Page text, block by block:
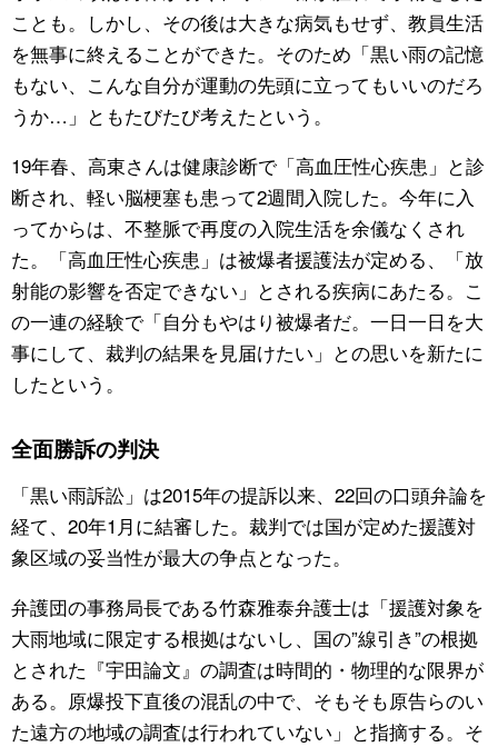
ことも。しかし、その後は大きな病気もせず、教員生活
を無事に終えることができた。そのため「黒い雨の記憶
もない、こんな自分が運動の先頭に立ってもいいのだろ
うか…」ともたびたび考えたという。
19年春、高東さんは健康診断で「高血圧性心疾患」と診
断され、軽い脳梗塞も患って2週間入院した。今年に入
ってからは、不整脈で再度の入院生活を余儀なくされ
た。「高血圧性心疾患」は被爆者援護法が定める、「放
射能の影響を否定できない」とされる疾病にあたる。こ
の一連の経験で「自分もやはり被爆者だ。一日一日を大
事にして、裁判の結果を見届けたい」との思いを新たに
したという。
全面勝訴の判決
「黒い雨訴訟」は2015年の提訴以来、22回の口頭弁論を
経て、20年1月に結審した。裁判では国が定めた援護対
象区域の妥当性が最大の争点となった。
弁護団の事務局長である竹森雅泰弁護士は「援護対象を
大雨地域に限定する根拠はないし、国の”線引き”の根拠
とされた『宇田論文』の調査は時間的・物理的な限界が
ある。原爆投下直後の混乱の中で、そもそも原告らのい
た遠方の地域の調査は行われていない」と指摘する。そ